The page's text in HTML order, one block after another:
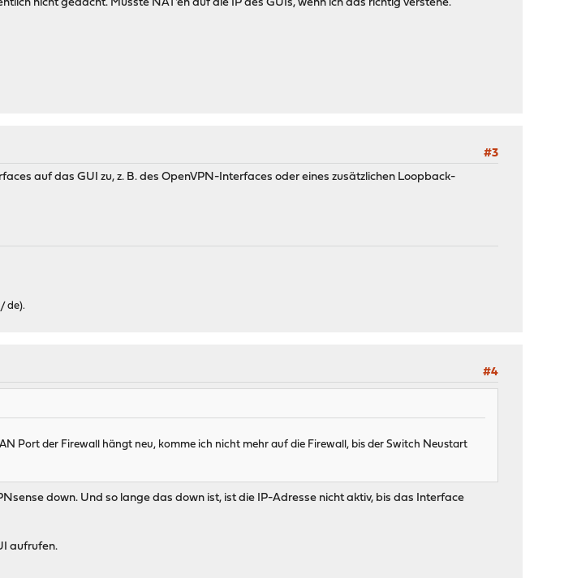
nicht gedacht. Müsste NAT'en auf die IP des GUIs, wenn ich das richtig verstehe.
#3
auf das GUI zu, z. B. des OpenVPN-Interfaces oder eines zusätzlichen Loopback-
de).
#4
Port der Firewall hängt neu, komme ich nicht mehr auf die Firewall, bis der Switch Neustart
down. Und so lange das down ist, ist die IP-Adresse nicht aktiv, bis das Interface
aufrufen.